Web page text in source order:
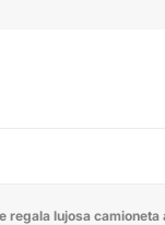
regala lujosa camioneta